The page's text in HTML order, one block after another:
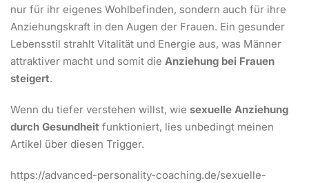
nur für ihr eigenes Wohlbefinden, sondern auch für ihre
Anziehungskraft in den Augen der Frauen. Ein gesunder
Lebensstil strahlt Vitalität und Energie aus, was Männer
attraktiver macht und somit die Anziehung bei Frauen
steigert.
Wenn du tiefer verstehen willst, wie sexuelle Anziehung
durch Gesundheit funktioniert, lies unbedingt meinen
Artikel über diesen Trigger.
https://advanced-personality-coaching.de/sexuelle-